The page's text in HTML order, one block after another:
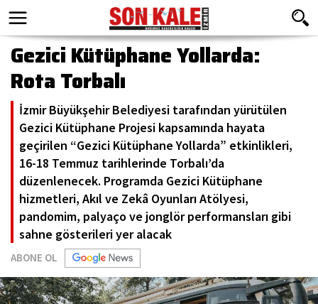
Gezici Kütüphane Yollarda:
Rota Torbalı
İzmir Büyükşehir Belediyesi tarafından yürütülen
Gezici Kütüphane Projesi kapsamında hayata
geçirilen “Gezici Kütüphane Yollarda” etkinlikleri,
16-18 Temmuz tarihlerinde Torbalı’da
düzenlenecek. Programda Gezici Kütüphane
hizmetleri, Akıl ve Zekâ Oyunları Atölyesi,
pandomim, palyaço ve jonglör performansları gibi
sahne gösterileri yer alacak
ABONE OL